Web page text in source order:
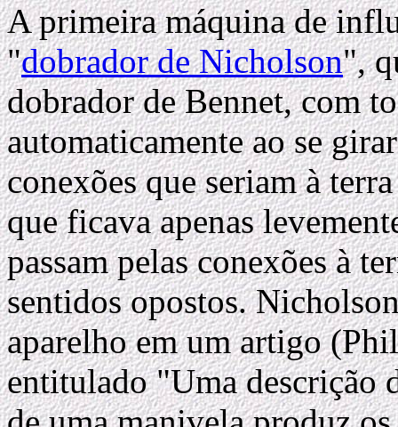
A primeira máquina de
"dobrador de Nicholson",
dobrador de Bennet, com
automaticamente ao se
conexões que seriam à
que ficava apenas
passam pelas conexões à
sentidos opostos.
aparelho em um artigo
entitulado "Uma descrição